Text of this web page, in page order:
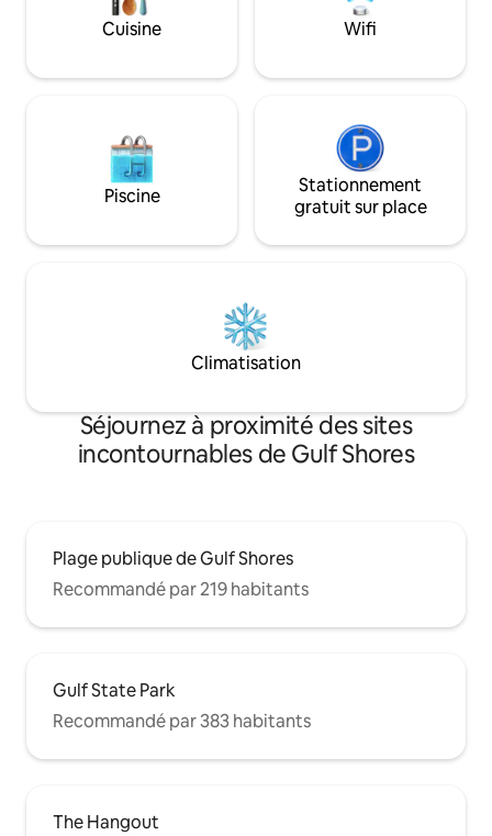
au large de la
couchers de
Cuisine Wifi
Piscine
Stationnement
gratuit sur place
Climatisation
Séjournez à proximité des sites
incontournables de Gulf Shores
Plage publique de Gulf Shores
Recommandé par 219 habitants
Gulf State Park
Recommandé par 383 habitants
The Hangout